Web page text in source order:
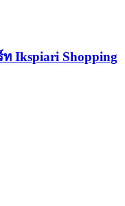
Ikspiari Shopping